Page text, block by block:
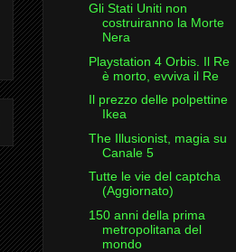
Gli Stati Uniti non
costruiranno la Morte
Nera
Playstation 4 Orbis. Il Re
è morto, evviva il Re
Il prezzo delle polpettine
Ikea
The Illusionist, magia su
Canale 5
Tutte le vie del captcha
(Aggiornato)
150 anni della prima
metropolitana del
mondo